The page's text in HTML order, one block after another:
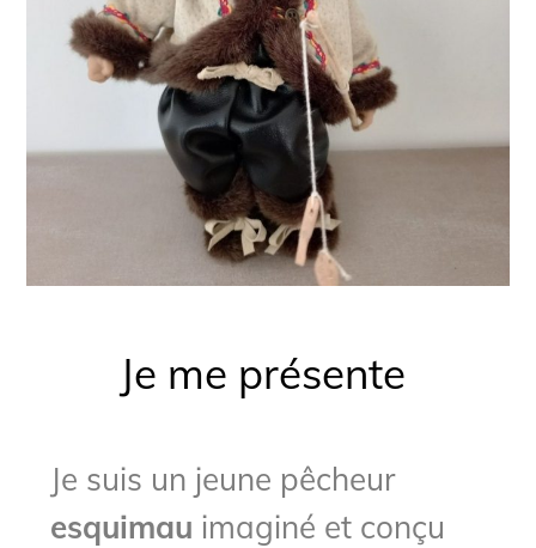
Je me présente
Je suis un jeune pêcheur
esquimau imaginé et conçu